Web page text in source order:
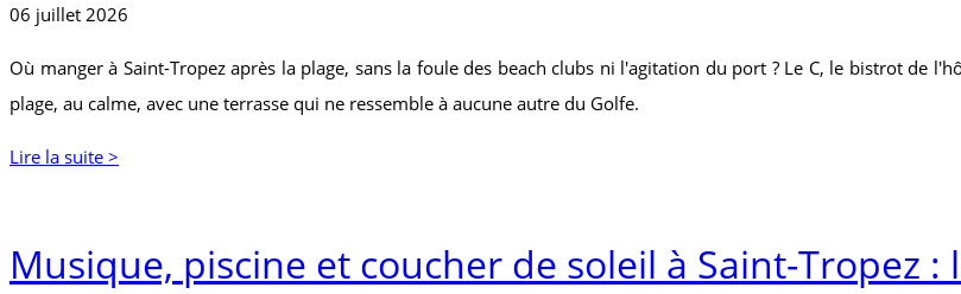
06 juillet 2026
Où manger à Saint-Tropez après la plage, sans la foule des beach clubs ni l'agitation du port ? Le C, le bistrot de
plage, au calme, avec une terrasse qui ne ressemble à aucune autre du Golfe.
Lire la suite >
Musique, piscine et coucher de soleil à Saint-Tropez :